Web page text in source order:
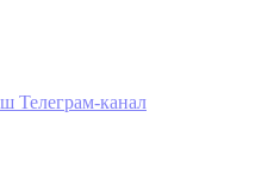
Телеграм-канал